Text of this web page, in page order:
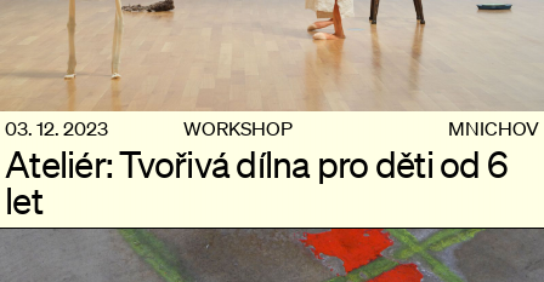
03. 12. 2023 WORKSHOP MNICHOV
Ateliér: Tvořivá dílna pro děti od 6
let